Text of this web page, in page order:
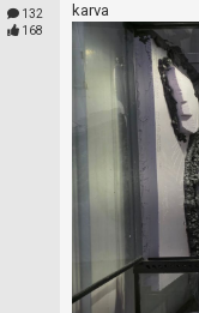
132
168
karva